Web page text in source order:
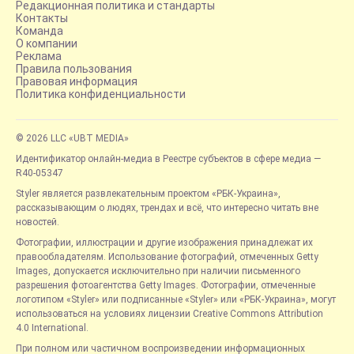
Редакционная политика и стандарты
Контакты
Команда
О компании
Реклама
Правила пользования
Правовая информация
Политика конфиденциальности
© 2026 LLC «UBT MEDIA»
Идентификатор онлайн-медиа в Реестре субъектов в сфере медиа —
R40-05347
Styler является развлекательным проектом «РБК-Украина»,
рассказывающим о людях, трендах и всё, что интересно читать вне
новостей.
Фотографии, иллюстрации и другие изображения принадлежат их
правообладателям. Использование фотографий, отмеченных Getty
Images, допускается исключительно при наличии письменного
разрешения фотоагентства Getty Images. Фотографии, отмеченные
логотипом «Styler» или подписанные «Styler» или «РБК-Украина», могут
использоваться на условиях лицензии Creative Commons Attribution
4.0 International.
При полном или частичном воспроизведении информационных